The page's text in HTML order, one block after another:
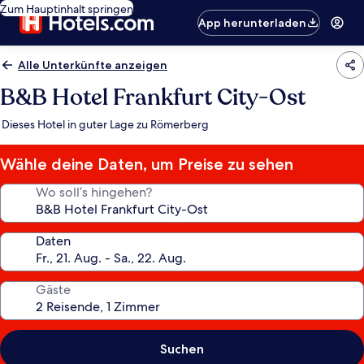
Zum Hauptinhalt springen
App herunterladen
Alle Unterkünfte anzeigen
B&B Hotel Frankfurt City-Ost
Dieses Hotel in guter Lage zu Römerberg
Wähle deine Daten, um Preise zu sehen
Wo soll’s hingehen?
Daten
Gäste
Suchen